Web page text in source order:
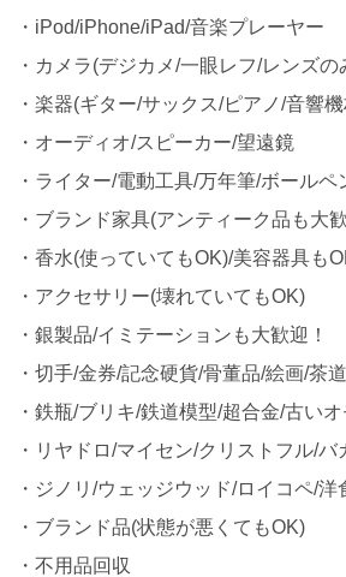
・iPod/iPhone/iPad/音楽プレーヤー
・カメラ(デジカメ/一眼レフ/レンズ
・楽器(ギター/サックス/ピアノ/音響
・オーディオ/スピーカー/望遠鏡
・ライター/電動工具/万年筆/ボールペ
・ブランド家具(アンティーク品も大
・香水(使っていてもOK)/美容器具も
・アクセサリー(壊れていてもOK)
・銀製品/イミテーションも大歓迎！
・切手/金券/記念硬貨/骨董品/絵画/茶
・鉄瓶/ブリキ/鉄道模型/超合金/古い
・リヤドロ/マイセン/クリストフル/バ
・ジノリ/ウェッジウッド/ロイコペ/洋
・ブランド品(状態が悪くてもOK)
・不用品回収